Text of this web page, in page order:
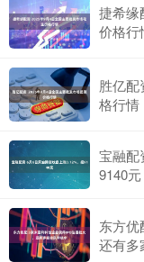
捷希缘
价格行
胜亿配
格行情
宝融配
9140元
东方优
还有多